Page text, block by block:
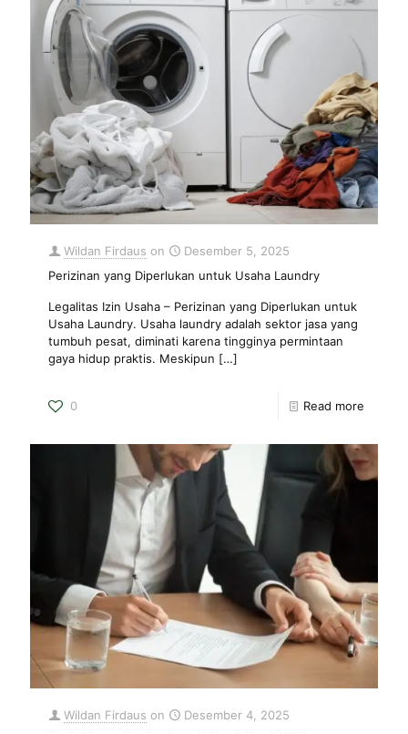
Wildan Firdaus on
Desember 5, 2025
Perizinan yang Diperlukan untuk Usaha Laundry
Legalitas Izin Usaha – Perizinan yang Diperlukan untuk
Usaha Laundry. Usaha laundry adalah sektor jasa yang
tumbuh pesat, diminati karena tingginya permintaan
gaya hidup praktis. Meskipun […]
0 Read more
Wildan Firdaus on
Desember 4, 2025